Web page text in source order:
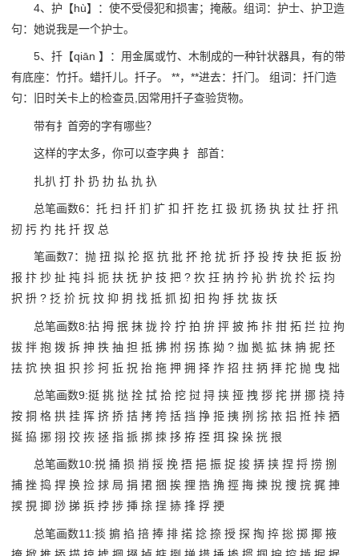
4、护【hù】：使不受侵犯和损害；掩蔽。组词：护士、护卫造
句：她说我是一个护士。
5、扦【qiān 】：用金属或竹、木制成的一种针状器具，有的带
有底座：竹扦。蜡扦儿。扦子。 **，**进去：扦门。 组词：扦门造
句：旧时关卡上的检查员,因常用扦子查验货物。
带有扌首旁的字有哪些？
这样的字太多，你可以查字典 扌 部首：
扎扒 打 扑 扔 扐 払 扏 扖
总笔画数6：托 扫 扦 扪 扩 扣 扞 扢 扛 扱 扤 扬 执 扙 扗 扜 扟
扨 扝 扚 扥 扦 扠 总
笔画数7：抛 扭 拟 抡 抠 抗 批 抔 抢 扰 折 抒 投 抟 抉 拒 扳 扮
报 抃 抄 扯 扽 抖 扼 扶 抚 护 技 把 ? 扻 抂 抐 扲 抋 扸 抁 扵 抎 抣
択 抍 ? 抸 扴 抏 抆 抑 抈 找 抵 抓 抝 抇 抅 抙 抌 抜 扷
总笔画数8:拈 拇 抿 抹 拢 拎 拧 拍 拚 抨 披 抪 拤 拑 拓 拦 拉 拘
拔 拌 抱 拨 拆 抻 抶 抽 担 抵 拂 拊 拐 拣 拗 ? 拁 拠 拡 抺 抩 抳 抷
抾 抭 抰 抯 抧 抮 抲 拞 拀 抬 拖 押 拥 择 拃 招 拄 抦 拝 拕 抛 曳 拙
总笔画数9:挺 挑 挞 拴 拭 拾 挖 挝 挦 挟 挜 拽 拶 挓 拼 挪 挠 持
按 挏 格 拱 挂 挥 挤 挢 拮 拷 挎 括 挡 挣 挋 挗 挒 挘 挔 捛 拰 挊 拪
挻 拹 捓 挧 挍 拻 拯 指 挀 挷 拺 拸 拵 挃 挕 挅 挆 挄 拫
总笔画数10:捝 捅 损 捎 挼 挽 捂 挹 振 捉 捘 挵 挟 捏 捋 捞 捌
捕 挫 捣 捍 换 捡 捄 局 捐 捃 捆 挨 捚 捁 捔 挳 挴 捒 挩 捜 捖 捤 捙
捑 挸 揤 挱 挮 捠 挬 捗 挿 捈 挰 捇 捀 捊 挭
总笔画数11:掞 掮 掐 掊 捧 排 掿 捻 捺 授 探 掏 捽 捴 掷 揶 掖